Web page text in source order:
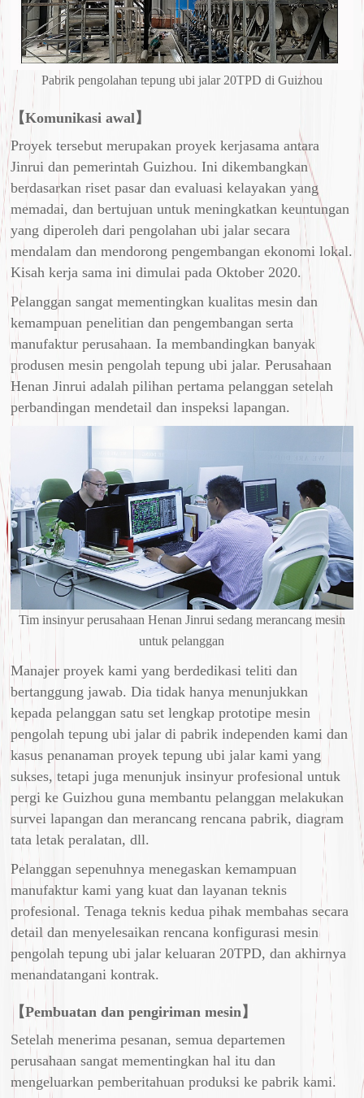
Pabrik pengolahan tepung ubi jalar 20TPD di Guizhou
【Komunikasi awal】
Proyek tersebut merupakan proyek kerjasama antara
Jinrui dan pemerintah Guizhou. Ini dikembangkan
berdasarkan riset pasar dan evaluasi kelayakan yang
memadai, dan bertujuan untuk meningkatkan keuntungan
yang diperoleh dari pengolahan ubi jalar secara
mendalam dan mendorong pengembangan ekonomi lokal.
Kisah kerja sama ini dimulai pada Oktober 2020.
Pelanggan sangat mementingkan kualitas mesin dan
kemampuan penelitian dan pengembangan serta
manufaktur perusahaan. Ia membandingkan banyak
produsen mesin pengolah tepung ubi jalar. Perusahaan
Henan Jinrui adalah pilihan pertama pelanggan setelah
perbandingan mendetail dan inspeksi lapangan.
Tim insinyur perusahaan Henan Jinrui sedang merancang mesin
untuk pelanggan
Manajer proyek kami yang berdedikasi teliti dan
bertanggung jawab. Dia tidak hanya menunjukkan
kepada pelanggan satu set lengkap prototipe mesin
pengolah tepung ubi jalar di pabrik independen kami dan
kasus penanaman proyek tepung ubi jalar kami yang
sukses, tetapi juga menunjuk insinyur profesional untuk
pergi ke Guizhou guna membantu pelanggan melakukan
survei lapangan dan merancang rencana pabrik, diagram
tata letak peralatan, dll.
Pelanggan sepenuhnya menegaskan kemampuan
manufaktur kami yang kuat dan layanan teknis
profesional. Tenaga teknis kedua pihak membahas secara
detail dan menyelesaikan rencana konfigurasi mesin
pengolah tepung ubi jalar keluaran 20TPD, dan akhirnya
menandatangani kontrak.
【Pembuatan dan pengiriman mesin】
Setelah menerima pesanan, semua departemen
perusahaan sangat mementingkan hal itu dan
mengeluarkan pemberitahuan produksi ke pabrik kami.